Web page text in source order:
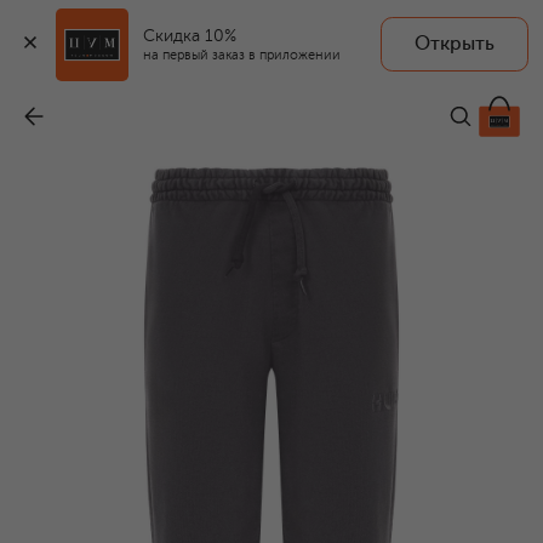
Скидка 10%
на первый заказ в приложении
Открыть
13 250 ₽